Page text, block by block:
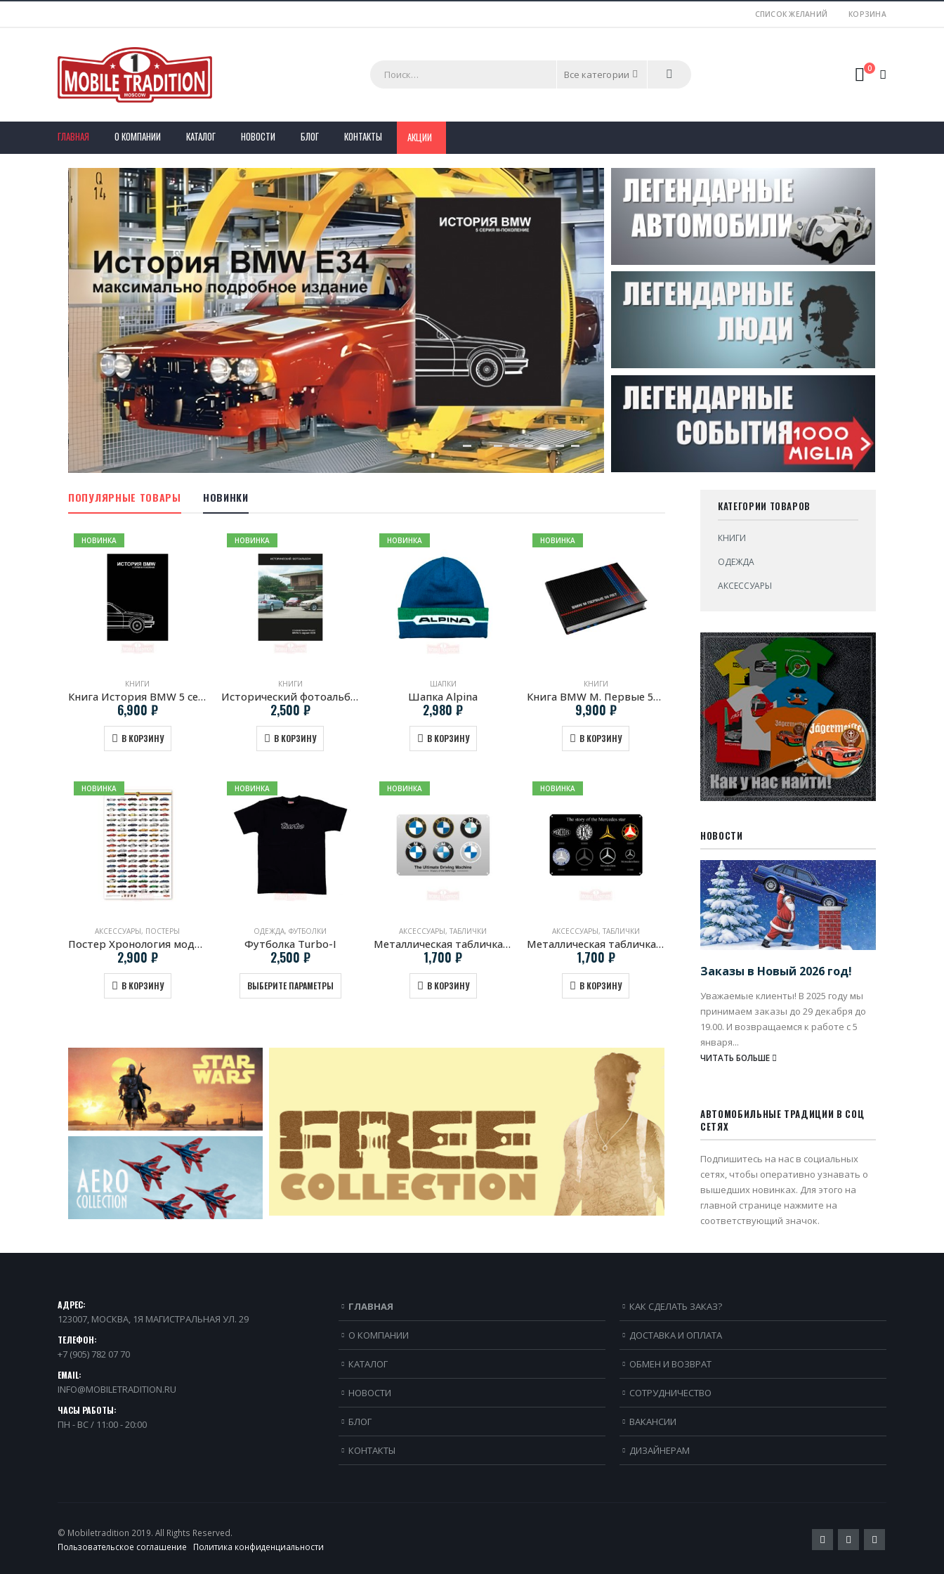
СПИСОК ЖЕЛАНИЙ КОРЗИНА
Все категории 0
ГЛАВНАЯ О КОМПАНИИ КАТАЛОГ НОВОСТИ БЛОГ КОНТАКТЫ АКЦИИ
ПОПУЛЯРНЫЕ ТОВАРЫ НОВИНКИ
НОВИНКА
КНИГИ
Книга История BMW 5 серии III-Поколение
6,900 ₽
В КОРЗИНУ
НОВИНКА
КНИГИ
Исторический фотоальбом BMW E39
2,500 ₽
В КОРЗИНУ
НОВИНКА
ШАПКИ
Шапка Alpina
2,980₽
В КОРЗИНУ
НОВИНКА
КНИГИ
Книга BMW M. Первые 50 лет.
9,900 ₽
В КОРЗИНУ
НОВИНКА
АКСЕССУАРЫ, ПОСТЕРЫ
Постер Хронология моделей Porsche
2,900 ₽
В КОРЗИНУ
НОВИНКА
ОДЕЖДА,ФУТБОЛКИ
Футболка Turbo-I
2,500 ₽
ВЫБЕРИТЕ ПАРАМЕТРЫ
НОВИНКА
АКСЕССУАРЫ,ТАБЛИЧКИ
Металлическая табличка История логотипа BMW
1,700₽
В КОРЗИНУ
НОВИНКА
АКСЕССУАРЫ, ТАБЛИЧКИ
Металлическая табличка История логотипа Mercedes-Benz
1,700 ₽
В КОРЗИНУ
КАТЕГОРИИ ТОВАРОВ
КНИГИ
ОДЕЖДА
АКСЕССУАРЫ
НОВОСТИ
Заказы в Новый 2026 год!
Уважаемые клиенты! В 2025 году мы
принимаем заказы до 29 декабря до
19.00. И возвращаемся к работе с 5
января...
ЧИТАТЬ БОЛЬШЕ
АВТОМОБИЛЬНЫЕ ТРАДИЦИИ В СОЦ
СЕТЯХ
Подпишитесь на нас в социальных
сетях, чтобы оперативно узнавать о
вышедших новинках. Для этого на
главной странице нажмите на
соответствующий значок.
АДРЕС:
123007, МОСКВА, 1Я МАГИСТРАЛЬНАЯ УЛ. 29
ТЕЛЕФОН:
+7 (905) 782 07 70
EMAIL:
INFO@MOBILETRADITION.RU
ЧАСЫ РАБОТЫ:
ПН - ВС / 11:00 - 20:00
ГЛАВНАЯ
О КОМПАНИИ
КАТАЛОГ
НОВОСТИ
БЛОГ
КОНТАКТЫ
КАК СДЕЛАТЬ ЗАКАЗ?
ДОСТАВКА И ОПЛАТА
ОБМЕН И ВОЗВРАТ
СОТРУДНИЧЕСТВО
ВАКАНСИИ
ДИЗАЙНЕРАМ
© Mobiletradition 2019. All Rights Reserved.
Пользовательское соглашение
Политика конфиденциальности